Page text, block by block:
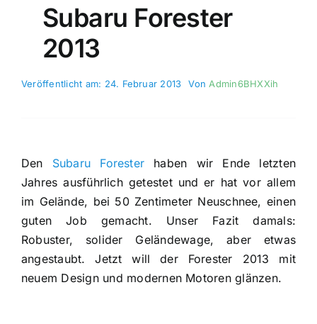
Subaru Forester
2013
Veröffentlicht am: 24. Februar 2013 VonAdmin6BHXXih
Den Subaru Forester haben wir Ende letzten
Jahres ausführlich getestet und er hat vor allem
im Gelände, bei 50 Zentimeter Neuschnee, einen
guten Job gemacht. Unser Fazit damals:
Robuster, solider Geländewage, aber etwas
angestaubt. Jetzt will der Forester 2013 mit
neuem Design und modernen Motoren glänzen.